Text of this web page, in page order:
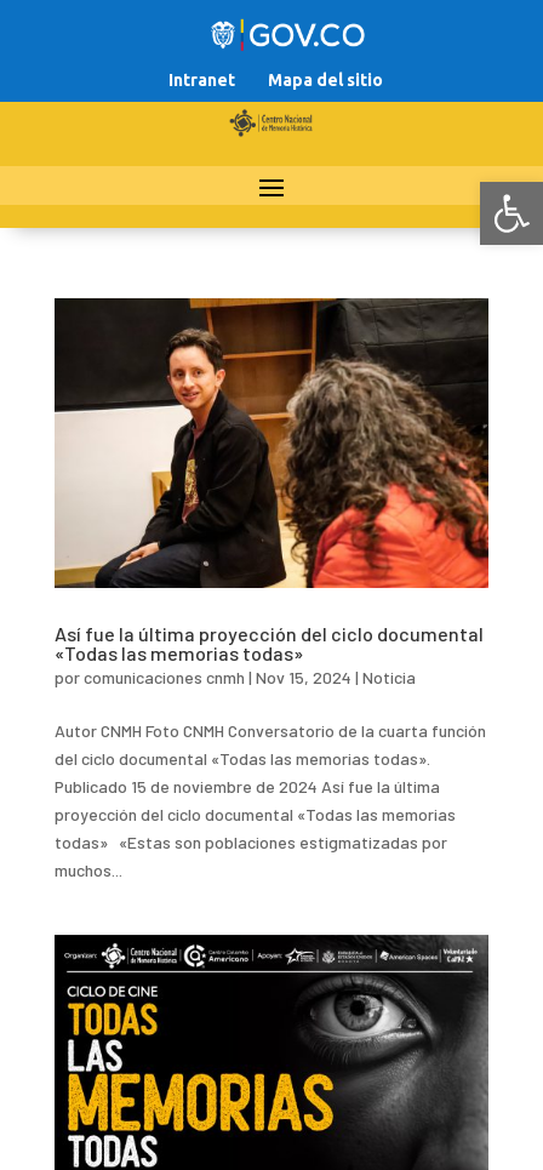
Intranet Mapa del sitio
Así fue la última proyección del ciclo documental
«Todas las memorias todas»
porcomunicaciones cnmh | Nov 15, 2024 | Noticia
Autor CNMH Foto CNMH Conversatorio de la cuarta función
del ciclo documental «Todas las memorias todas».
Publicado 15 de noviembre de 2024 Así fue la última
proyección del ciclo documental «Todas las memorias
todas» «Estas son poblaciones estigmatizadas por
muchos...